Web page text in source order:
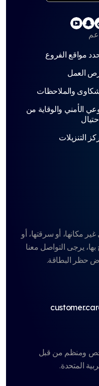
مواقع الفروع
العمل
والملاحظات
الأمني ​​والوقاية من
التنزيلات
مكانها، أو سرقتها، أو
يرجى التواصل معنا
حظر البطاقة.
ومنظم من قبل
المتحدة.